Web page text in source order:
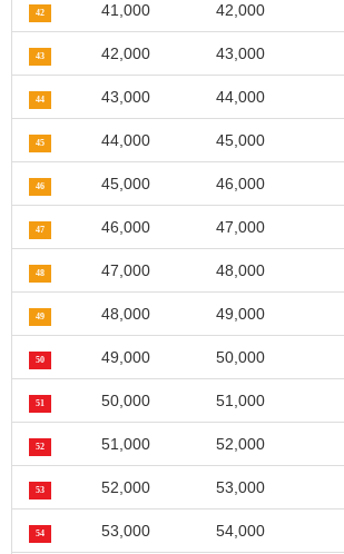
42 41,000 42,000
43 42,000 43,000
44 43,000 44,000
45 44,000 45,000
46 45,000 46,000
47 46,000 47,000
48 47,000 48,000
49 48,000 49,000
50 49,000 50,000
51 50,000 51,000
52 51,000 52,000
53 52,000 53,000
54 53,000 54,000